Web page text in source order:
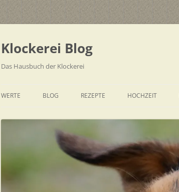
Zum
springen
Klockerei Blog
Das Hausbuch der Klockerei
WERTE BLOG REZEPTE
EINFACH
HOCHZEIT